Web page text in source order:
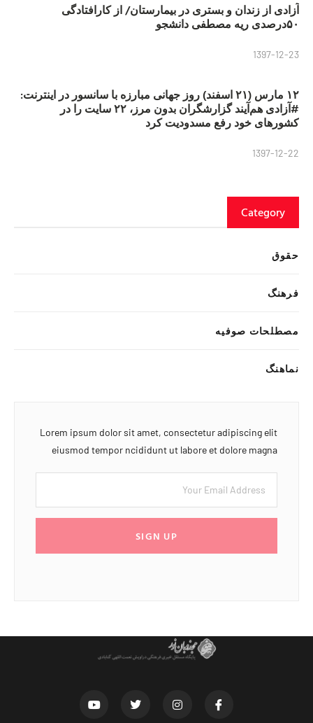
آزادی از زندان و بستری در بیمارستان/ از کارافتادگی
۵۰درصدی ریه مصطفی دانشجو
1397-12-23
۱۲ مارس (۲۱ اسفند) روز جهانی مبارزه با سانسور در اینترنت:
#آزادی هم‌آیند گزارشگران‌ بدون مرز، ۲۲ سایت را در
کشورهای خود رفع مسدودیت کرد
1397-12-22
Category
حقوق
فرهنگ
مصطلحات صوفیه
نماهنگ
Lorem ipsum dolor sit amet, consectetur adipiscing elit
eiusmod tempor ncididunt ut labore et dolore magna
SIGN UP